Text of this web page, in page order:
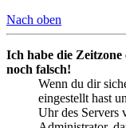
Nach oben
Ich habe die
noch falsch!
Wenn du dir
eingestellt hast
Uhr des Servers